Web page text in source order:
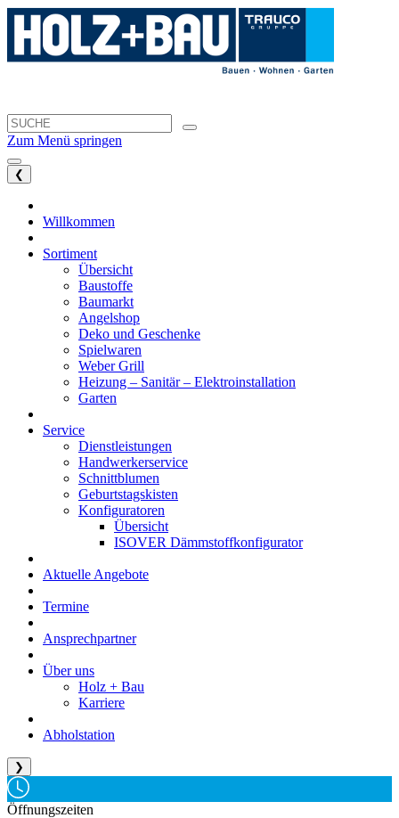
Zum Menü springen
❮
Willkommen
Sortiment
Übersicht
Baustoffe
Baumarkt
Angelshop
Deko und Geschenke
Spielwaren
Weber Grill
Heizung – Sanitär – Elektroinstallation
Garten
Service
Dienstleistungen
Handwerkerservice
Schnittblumen
Geburtstagskisten
Konfiguratoren
Übersicht
ISOVER Dämmstoffkonfigurator
Aktuelle Angebote
Termine
Ansprechpartner
Über uns
Holz + Bau
Karriere
Abholstation
❯
Öffnungszeiten